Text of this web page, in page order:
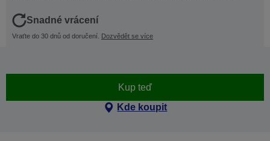
Snadné vrácení
Vraťte do 30 dnů od doručení. Dozvědět se více
Kup teď
Kde koupit